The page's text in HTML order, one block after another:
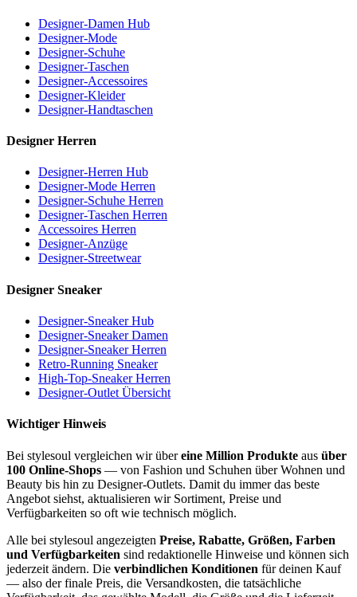
Designer-Damen Hub
Designer-Mode
Designer-Schuhe
Designer-Taschen
Designer-Accessoires
Designer-Kleider
Designer-Handtaschen
Designer Herren
Designer-Herren Hub
Designer-Mode Herren
Designer-Schuhe Herren
Designer-Taschen Herren
Accessoires Herren
Designer-Anzüge
Designer-Streetwear
Designer Sneaker
Designer-Sneaker Hub
Designer-Sneaker Damen
Designer-Sneaker Herren
Retro-Running Sneaker
High-Top-Sneaker Herren
Designer-Outlet Übersicht
Wichtiger Hinweis
Bei stylesoul vergleichen wir übereine Million Produkte aus über
100 Online-Shops — von Fashion und Schuhen über Wohnen und
Beauty bis hin zu Designer-Outlets. Damit du immer das beste
Angebot siehst, aktualisieren wir Sortiment, Preise und
Verfügbarkeiten so oft wie technisch möglich.
Alle bei stylesoul angezeigten Preise, Rabatte, Größen, Farben
und Verfügbarkeiten sind redaktionelle Hinweise und können sich
jederzeit ändern. Die verbindlichen Konditionen für deinen Kauf
— also der finale Preis, die Versandkosten, die tatsächliche